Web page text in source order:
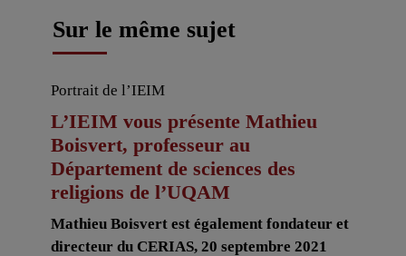
Sur le même sujet
Portrait de l’IEIM
L’IEIM vous présente Mathieu
Boisvert, professeur au
Département de sciences des
religions de l’UQAM
Mathieu Boisvert est également fondateur et
directeur du CERIAS, 20 septembre 2021